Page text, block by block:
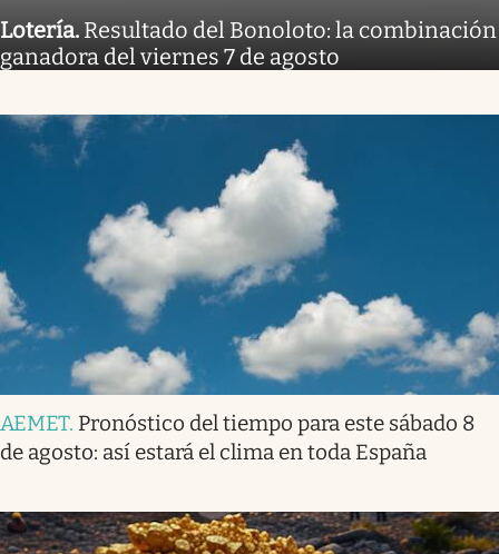
Lotería. Resultado del Bonoloto: la combinación
ganadora del viernes 7 de agosto
AEMET. Pronóstico del tiempo para este sábado 8
de agosto: así estará el clima en toda España